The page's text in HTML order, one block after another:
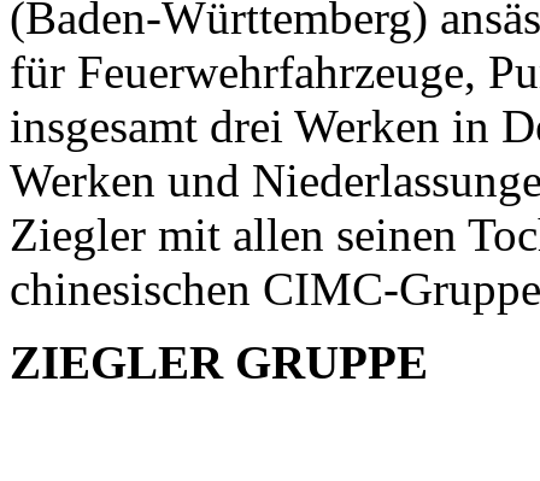
(Baden-Württemberg)
für Feuerwehrfahrzeuge,
insgesamt drei Werken in
Werken und
Ziegler mit allen seinen
chinesischen CIMC-
ZIEGLER GRUPPE